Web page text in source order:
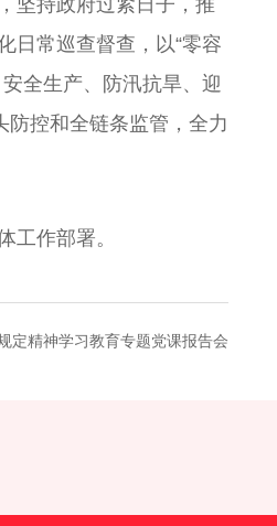
坚持政府过紧日子，推
日常巡查督查，以“零容
全生产、防汛抗旱、迎
防控和全链条监管，全力
作部署。
定精神学习教育专题党课报告会